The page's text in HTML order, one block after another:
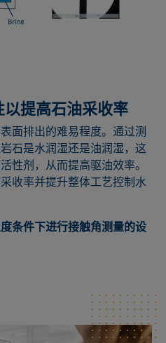
提高石油采收率
面排出的难易程度。通过测
石是水润湿还是油润湿，这
性剂，从而提高驱油效率。
收率并提升整体工艺控制水
条件下进行接触角测量的设